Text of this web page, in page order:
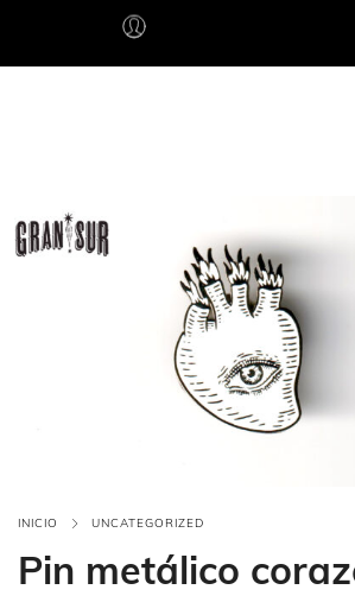
INICIO UNCATEGORIZED
Pin metálico